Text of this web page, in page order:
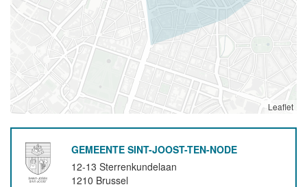
Leaflet
GEMEENTE SINT-JOOST-TEN-NODE
12-13 Sterrenkundelaan
1210 Brussel